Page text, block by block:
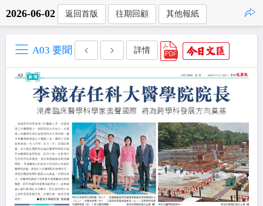
2026-06-02 返回首版 往期回顧 其他報紙
A03 要聞 詳情